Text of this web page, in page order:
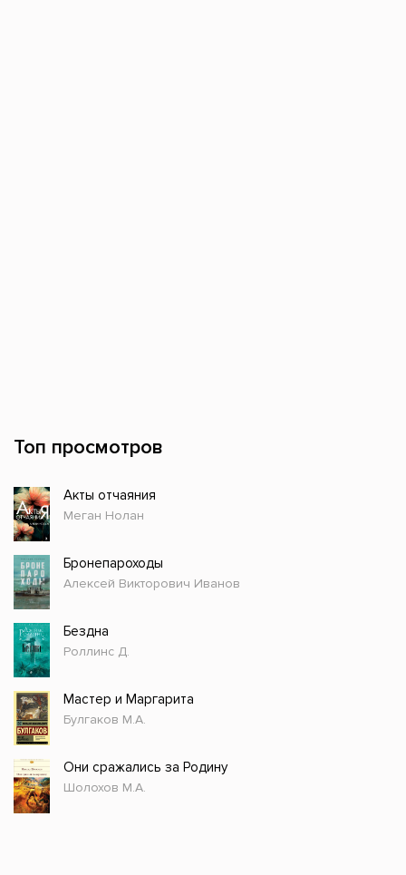
Топ просмотров
Акты отчаяния
Меган Нолан
Бронепароходы
Алексей Викторович Иванов
Бездна
Роллинс Д.
Мастер и Маргарита
Булгаков М.А.
Они сражались за Родину
Шолохов М.А.